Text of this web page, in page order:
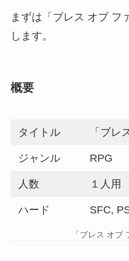
まずは「ブレス オブ フ
します。
概要
タイトル 「ブレ
ジャンル RPG
人数 １人用
ハード SFC,
「ブレス オブ